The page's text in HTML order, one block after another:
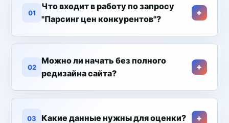
01
Что входит в работу по запросу
"Парсинг цен конкурентов"?
02
Можно ли начать без полного
редизайна сайта?
03 Какие данные нужны для оценки?